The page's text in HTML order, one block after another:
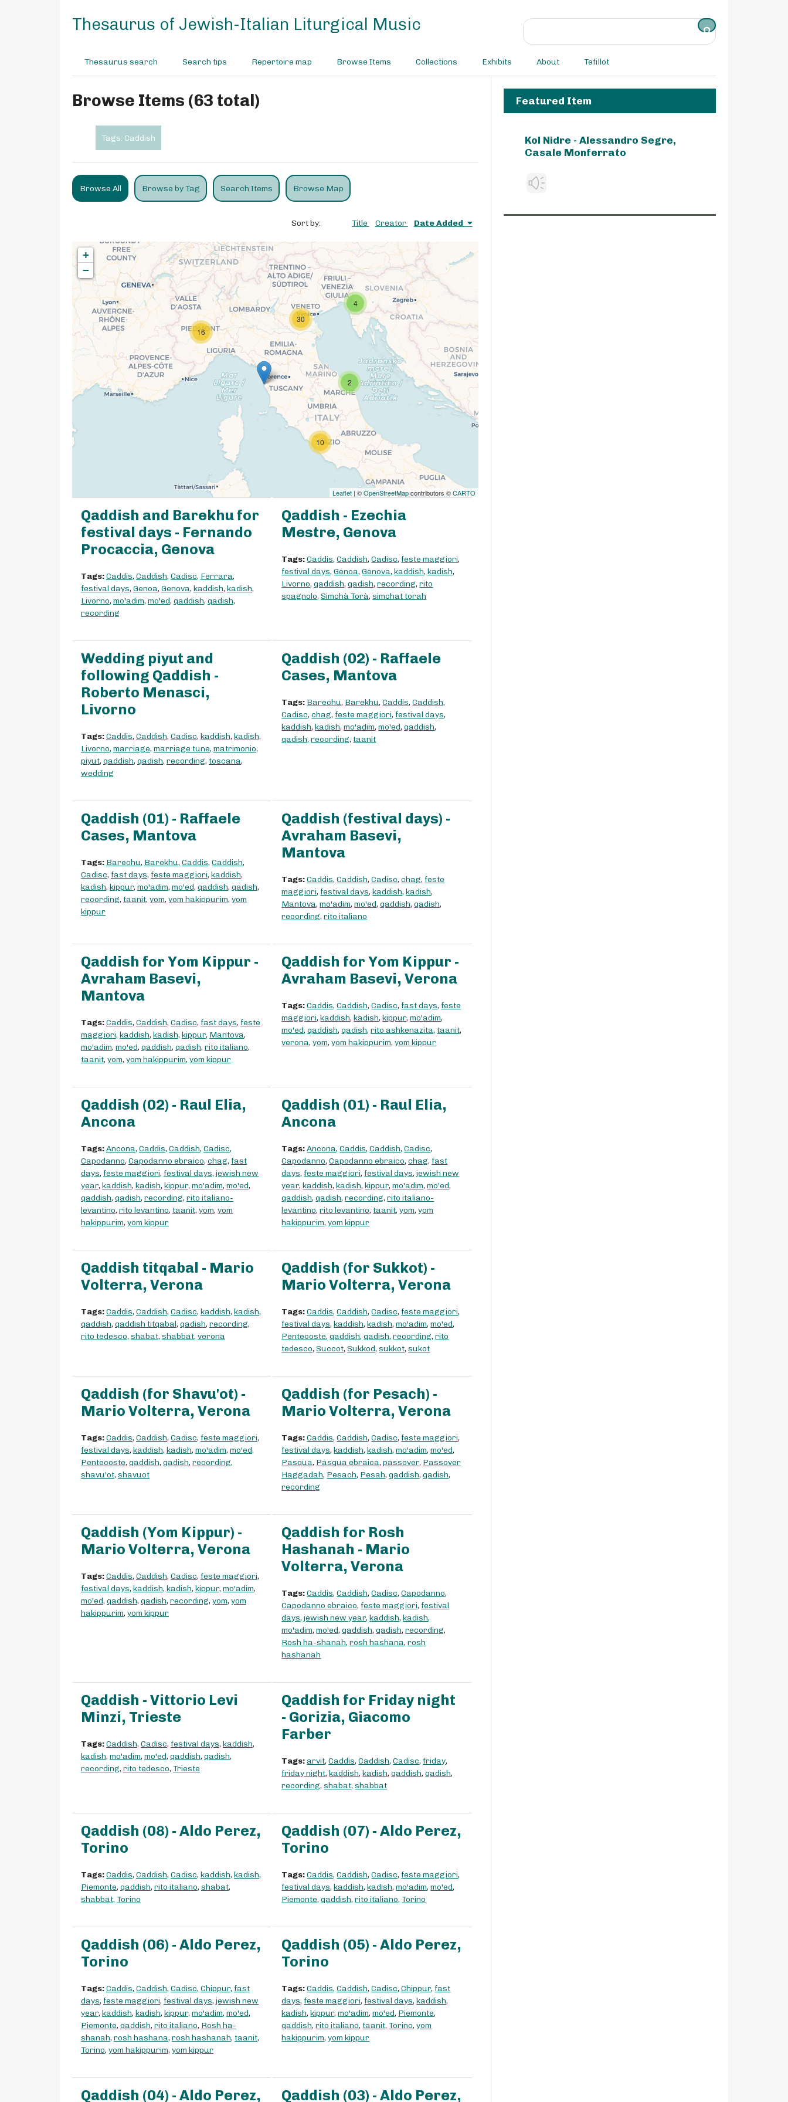
Thesaurus of Jewish-Italian Liturgical Music
Thesaurus search Search tips Repertoire map Browse Items Collections Exhibits About Tefillot
Browse Items (63 total)
Tags: Caddish
Browse All Browse by Tag Search Items Browse Map
Sort by: Title Creator Date Added
10
2
4
16
30
+
−
Leaflet| ©OpenStreetMapcontributors ©CARTO
Qaddish and Barekhu for
festival days - Fernando
Procaccia, Genova
Tags:Caddis, Caddish, Cadisc, Ferrara,
festival days, Genoa, Genova, kaddish, kadish,
Livorno, mo'adim, mo'ed, qaddish, qadish,
recording
Qaddish - Ezechia
Mestre, Genova
Tags:Caddis,Caddish,Cadisc, feste maggiori,
festival days,Genoa,Genova,kaddish,kadish,
Livorno,qaddish,qadish,recording,rito
spagnolo,Simchà Torà,simchat torah
Wedding piyut and
following Qaddish -
Roberto Menasci,
Livorno
Tags:Caddis, Caddish, Cadisc, kaddish, kadish,
Livorno, marriage, marriage tune, matrimonio,
piyut, qaddish, qadish, recording, toscana,
wedding
Qaddish (02) - Raffaele
Cases, Mantova
Tags: Barechu, Barekhu,Caddis,Caddish,
Cadisc,chag, feste maggiori, festival days,
kaddish,kadish,mo'adim,mo'ed,qaddish,
qadish,recording, taanit
Qaddish (01) - Raffaele
Cases, Mantova
Tags: Barechu, Barekhu, Caddis, Caddish,
Cadisc, fast days, feste maggiori, kaddish,
kadish, kippur, mo'adim, mo'ed, qaddish, qadish,
recording, taanit, yom, yom hakippurim, yom
kippur
Qaddish (festival days) -
Avraham Basevi,
Mantova
Tags:Caddis,Caddish,Cadisc,chag, feste
maggiori, festival days,kaddish,kadish,
Mantova,mo'adim,mo'ed,qaddish,qadish,
recording,rito italiano
Qaddish for Yom Kippur -
Avraham Basevi,
Mantova
Tags:Caddis, Caddish, Cadisc, fast days, feste
maggiori, kaddish, kadish, kippur, Mantova,
mo'adim, mo'ed, qaddish, qadish, rito italiano,
taanit, yom, yom hakippurim, yom kippur
Qaddish for Yom Kippur -
Avraham Basevi, Verona
Tags:Caddis,Caddish,Cadisc, fast days, feste
maggiori,kaddish,kadish,kippur,mo'adim,
mo'ed,qaddish,qadish,rito ashkenazita, taanit,
verona,yom,yom hakippurim,yom kippur
Qaddish (02) - Raul Elia,
Ancona
Tags:Ancona, Caddis, Caddish, Cadisc,
Capodanno, Capodanno ebraico, chag, fast
days, feste maggiori, festival days, jewish new
year, kaddish, kadish, kippur, mo'adim, mo'ed,
qaddish, qadish, recording, rito italiano-
levantino, rito levantino, taanit, yom, yom
hakippurim, yom kippur
Qaddish (01) - Raul Elia,
Ancona
Tags:Ancona,Caddis,Caddish,Cadisc,
Capodanno,Capodanno ebraico,chag, fast
days, feste maggiori, festival days,jewish new
year,kaddish,kadish,kippur,mo'adim,mo'ed,
qaddish,qadish,recording,rito italiano-
levantino,rito levantino, taanit,yom,yom
hakippurim,yom kippur
Qaddish titqabal - Mario
Volterra, Verona
Tags:Caddis, Caddish, Cadisc, kaddish, kadish,
qaddish, qaddish titqabal, qadish, recording,
rito tedesco, shabat, shabbat, verona
Qaddish (for Sukkot) -
Mario Volterra, Verona
Tags:Caddis,Caddish,Cadisc, feste maggiori,
festival days,kaddish,kadish,mo'adim,mo'ed,
Pentecoste,qaddish,qadish,recording,rito
tedesco,Succot,Sukkod,sukkot,sukot
Qaddish (for Shavu'ot) -
Mario Volterra, Verona
Tags:Caddis, Caddish, Cadisc, feste maggiori,
festival days, kaddish, kadish, mo'adim, mo'ed,
Pentecoste, qaddish, qadish, recording,
shavu'ot, shavuot
Qaddish (for Pesach) -
Mario Volterra, Verona
Tags:Caddis,Caddish,Cadisc, feste maggiori,
festival days,kaddish,kadish,mo'adim,mo'ed,
Pasqua, Pasqua ebraica,passover, Passover
Haggadah, Pesach, Pesah,qaddish,qadish,
recording
Qaddish (Yom Kippur) -
Mario Volterra, Verona
Tags:Caddis, Caddish, Cadisc, feste maggiori,
festival days, kaddish, kadish, kippur, mo'adim,
mo'ed, qaddish, qadish, recording, yom, yom
hakippurim, yom kippur
Qaddish for Rosh
Hashanah - Mario
Volterra, Verona
Tags:Caddis,Caddish,Cadisc,Capodanno,
Capodanno ebraico, feste maggiori, festival
days,jewish new year,kaddish,kadish,
mo'adim,mo'ed,qaddish,qadish,recording,
Rosh ha-shanah,rosh hashana,rosh
hashanah
Qaddish - Vittorio Levi
Minzi, Trieste
Tags:Caddish, Cadisc, festival days, kaddish,
kadish, mo'adim, mo'ed, qaddish, qadish,
recording, rito tedesco, Trieste
Qaddish for Friday night
- Gorizia, Giacomo
Farber
Tags:arvit,Caddis,Caddish,Cadisc, friday,
friday night,kaddish,kadish,qaddish,qadish,
recording,shabat,shabbat
Qaddish (08) - Aldo Perez,
Torino
Tags:Caddis, Caddish, Cadisc, kaddish, kadish,
Piemonte, qaddish, rito italiano, shabat,
shabbat, Torino
Qaddish (07) - Aldo Perez,
Torino
Tags:Caddis,Caddish,Cadisc, feste maggiori,
festival days,kaddish,kadish,mo'adim,mo'ed,
Piemonte,qaddish,rito italiano,Torino
Qaddish (06) - Aldo Perez,
Torino
Tags:Caddis, Caddish, Cadisc, Chippur, fast
days, feste maggiori, festival days, jewish new
year, kaddish, kadish, kippur, mo'adim, mo'ed,
Piemonte, qaddish, rito italiano, Rosh ha-
shanah, rosh hashana, rosh hashanah, taanit,
Torino, yom hakippurim, yom kippur
Qaddish (05) - Aldo Perez,
Torino
Tags:Caddis,Caddish,Cadisc,Chippur, fast
days, feste maggiori, festival days,kaddish,
kadish,kippur,mo'adim,mo'ed, Piemonte,
qaddish,rito italiano, taanit,Torino,yom
hakippurim,yom kippur
Qaddish (04) - Aldo Perez, Qaddish (03) - Aldo Perez,
Featured Item
Kol Nidre - Alessandro Segre,
Casale Monferrato